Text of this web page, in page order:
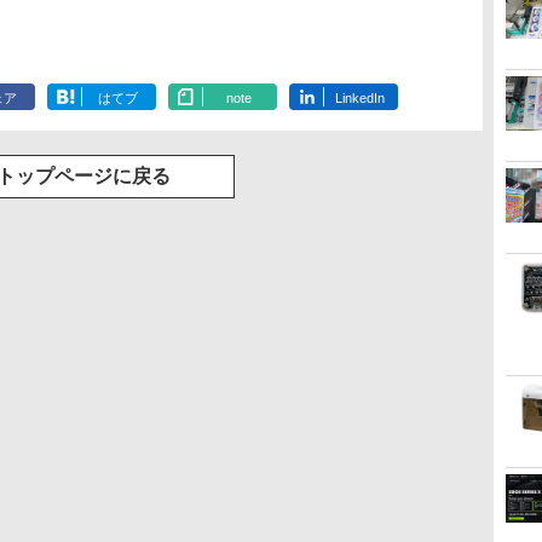
ア はてブ note LinkedIn
ップページに戻る